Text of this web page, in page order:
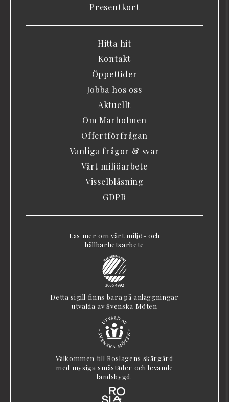
Presentkort
Hitta hit
Kontakt
Öppettider
Jobba hos oss
Aktuellt
Om Marholmen
Offertförfrågan
Vanliga frågor & svar
Vårt miljöarbete
Visselblåsning
GDPR
Läs mer om vårt miljö- och
hållbarhetsarbete
Detta sigill finns bara på anläggningar
utvalda av Svenska Möten
Välkommen till Roslagens skärgård
med mysiga småstäder och levande
landsbygd.